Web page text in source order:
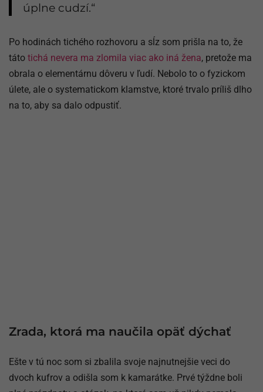
úplne cudzí.“
Po hodinách tichého rozhovoru a sĺz som prišla na to, že
táto tichá nevera ma zlomila viac ako iná žena, pretože ma
obrala o elementárnu dôveru v ľudí. Nebolo to o fyzickom
úlete, ale o systematickom klamstve, ktoré trvalo príliš dlho
na to, aby sa dalo odpustiť.
Zrada, ktorá ma naučila opäť dýchať
Ešte v tú noc som si zbalila svoje najnutnejšie veci do
dvoch kufrov a odišla som k kamarátke. Prvé týždne boli